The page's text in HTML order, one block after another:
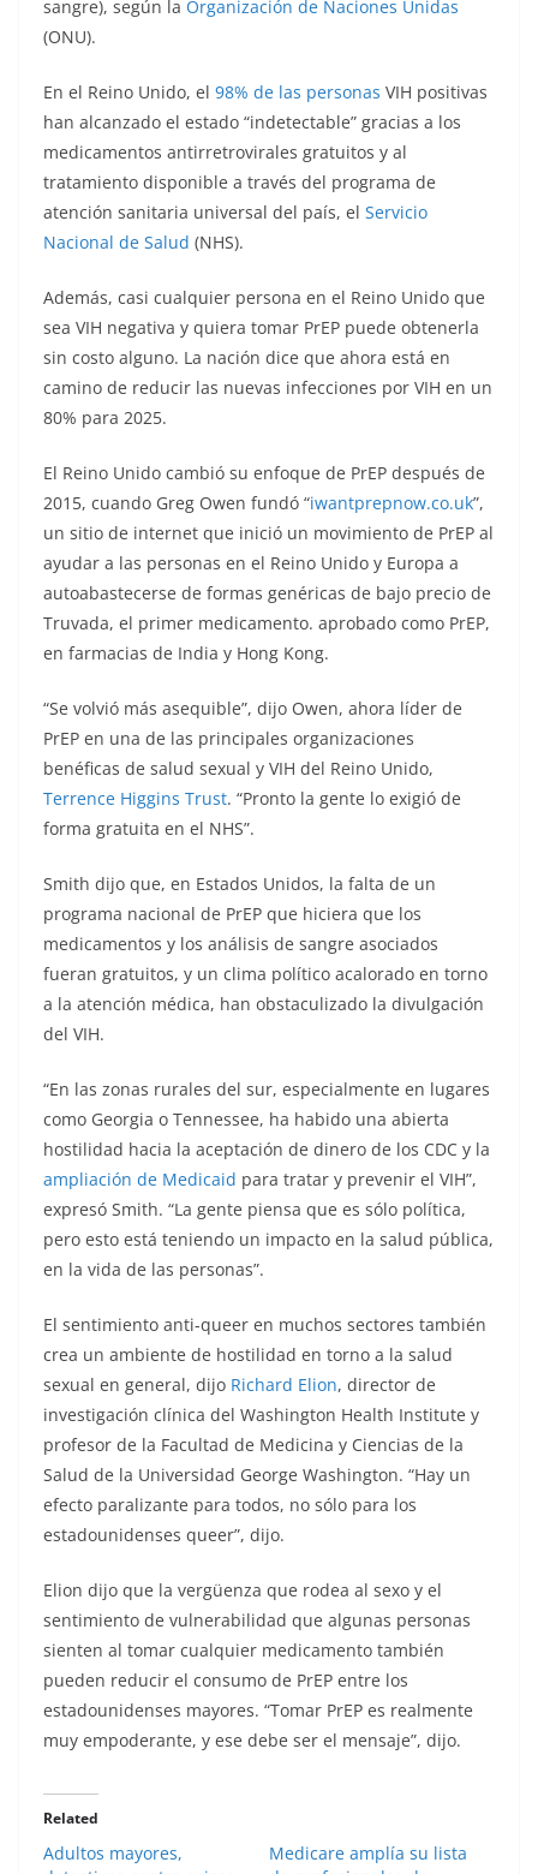
sangre), según la Organización de Naciones Unidas
(ONU).
En el Reino Unido, el 98% de las personas VIH positivas
han alcanzado el estado “indetectable” gracias a los
medicamentos antirretrovirales gratuitos y al
tratamiento disponible a través del programa de
atención sanitaria universal del país, el Servicio
Nacional de Salud (NHS).
Además, casi cualquier persona en el Reino Unido que
sea VIH negativa y quiera tomar PrEP puede obtenerla
sin costo alguno. La nación dice que ahora está en
camino de reducir las nuevas infecciones por VIH en un
80% para 2025.
El Reino Unido cambió su enfoque de PrEP después de
2015, cuando Greg Owen fundó “iwantprepnow.co.uk”,
un sitio de internet que inició un movimiento de PrEP al
ayudar a las personas en el Reino Unido y Europa a
autoabastecerse de formas genéricas de bajo precio de
Truvada, el primer medicamento. aprobado como PrEP,
en farmacias de India y Hong Kong.
“Se volvió más asequible”, dijo Owen, ahora líder de
PrEP en una de las principales organizaciones
benéficas de salud sexual y VIH del Reino Unido,
Terrence Higgins Trust. “Pronto la gente lo exigió de
forma gratuita en el NHS”.
Smith dijo que, en Estados Unidos, la falta de un
programa nacional de PrEP que hiciera que los
medicamentos y los análisis de sangre asociados
fueran gratuitos, y un clima político acalorado en torno
a la atención médica, han obstaculizado la divulgación
del VIH.
“En las zonas rurales del sur, especialmente en lugares
como Georgia o Tennessee, ha habido una abierta
hostilidad hacia la aceptación de dinero de los CDC y la
ampliación de Medicaid para tratar y prevenir el VIH”,
expresó Smith. “La gente piensa que es sólo política,
pero esto está teniendo un impacto en la salud pública,
en la vida de las personas”.
El sentimiento anti-queer en muchos sectores también
crea un ambiente de hostilidad en torno a la salud
sexual en general, dijo Richard Elion, director de
investigación clínica del Washington Health Institute y
profesor de la Facultad de Medicina y Ciencias de la
Salud de la Universidad George Washington. “Hay un
efecto paralizante para todos, no sólo para los
estadounidenses queer”, dijo.
Elion dijo que la vergüenza que rodea al sexo y el
sentimiento de vulnerabilidad que algunas personas
sienten al tomar cualquier medicamento también
pueden reducir el consumo de PrEP entre los
estadounidenses mayores. “Tomar PrEP es realmente
muy empoderante, y ese debe ser el mensaje”, dijo.
Related
Adultos mayores,
Medicare amplía su lista